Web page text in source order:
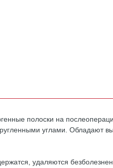
полоски на
углами. Обладают
удаляются